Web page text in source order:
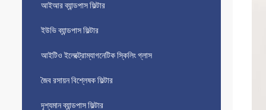
আইআর ব্যান্ডপাস ফিল্টার
ইউভি ব্যান্ডপাস ফিল্টার
আইটিও ইলেক্ট্রোম্যাগনেটিক স্কিলিং গ্লাস
জৈব রসায়ন বিশ্লেষক ফিল্টার
দৃশ্যমান ব্যান্ডপাস ফিল্টার